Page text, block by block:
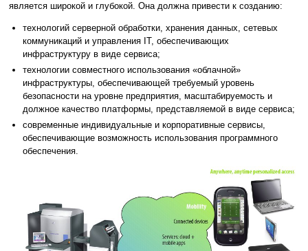
является широкой и глубокой. Она должна привести к созданию:
технологий серверной обработки, хранения данных, сетевых
коммуникаций и управления IT, обеспечивающих
инфраструктуру в виде сервиса;
технологии совместного использования «облачной»
инфраструктуры, обеспечивающей требуемый уровень
безопасности на уровне предприятия, масштабируемость и
должное качество платформы, представляемой в виде сервиса;
современные индивидуальные и корпоративные сервисы,
обеспечивающие возможность использования программного
обеспечения.